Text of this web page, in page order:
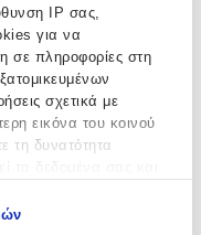
IP σας,
για να
σε πληροφορίες στη
σχετικά με
εικόνα του κοινού
τη δυνατότητα
Όταν
σε κριτικές χρηστών
SHOPFLIX ή έχουν